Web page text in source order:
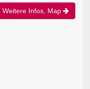
Weitere Infos, Map